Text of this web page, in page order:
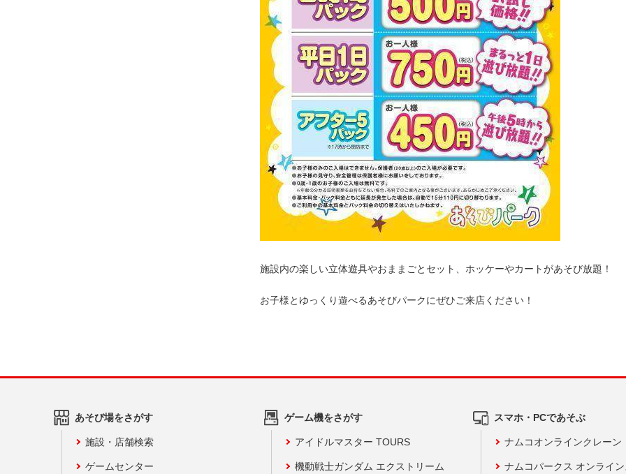
施設内の楽しい立体遊具やおままごとセット、ホッケーやカートがあそび放題！
お子様とゆっくり遊べるあそびパークにぜひご来店ください！
あそび場をさがす
施設・店舗検索
ゲームセンター
ゲーム機をさがす
アイドルマスター TOURS
機動戦士ガンダム エクストリーム
スマホ・PCであそぶ
ナムコオンラインクレーン
ナムコパークス オンライ